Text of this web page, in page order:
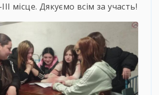
місце. Дякуємо всім за участь!